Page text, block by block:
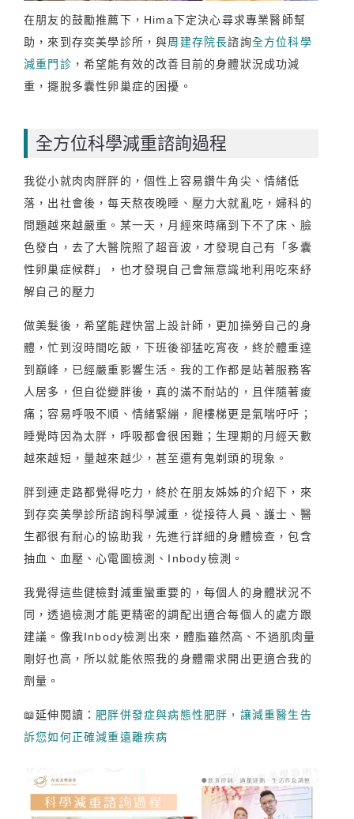
在朋友的鼓勵推薦下，Hima下定決心尋求專業醫師幫
助，來到存奕美學診所，與周建存院長諮詢全方位科學
減重門診 ，希望能有效的改善目前的身體狀況成功減
重，擺脫多囊性卵巢症的困擾。
全方位科學減重諮詢過程
我從小就肉肉胖胖的，個性上容易鑽牛角尖、情緒低
落，出社會後，每天熬夜晚睡、壓力大就亂吃，婦科的
問題越來越嚴重。某一天，月經來時痛到下不了床、臉
色發白，去了大醫院照了超音波，才發現自己有「多囊
性卵巢症候群」，也才發現自己會無意識地利用吃來紓
解自己的壓力
做美髮後，希望能趕快當上設計師，更加操勞自己的身
體，忙到沒時間吃飯，下班後卻猛吃宵夜，終於體重達
到巔峰，已經嚴重影響生活。我的工作都是站著服務客
人居多，但自從變胖後，真的滿不耐站的，且伴隨著痠
痛；容易呼吸不順、情緒緊繃，爬樓梯更是氣喘吁吁；
睡覺時因為太胖，呼吸都會很困難；生理期的月經天數
越來越短，量越來越少，甚至還有鬼剃頭的現象。
胖到連走路都覺得吃力，終於在朋友姊姊的介紹下，來
到存奕美學診所諮詢科學減重，從接待人員、護士、醫
生都很有耐心的協助我，先進行詳細的身體檢查，包含
抽血、血壓、心電圖檢測、Inbody檢測。
我覺得這些健檢對減重蠻重要的，每個人的身體狀況不
同，透過檢測才能更精密的調配出適合每個人的處方跟
建議。像我Inbody檢測出來，體脂雖然高、不過肌肉量
剛好也高，所以就能依照我的身體需求開出更適合我的
劑量。
📖延伸閱讀： 肥胖併發症與病態性肥胖，讓減重醫生告
訴您如何正確減重遠離疾病